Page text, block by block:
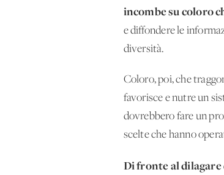
incombe su coloro
e diffondere le
diversità.
Coloro, poi, che
favorisce e nutre un
dovrebbero fare un
scelte che hanno
Di fronte al